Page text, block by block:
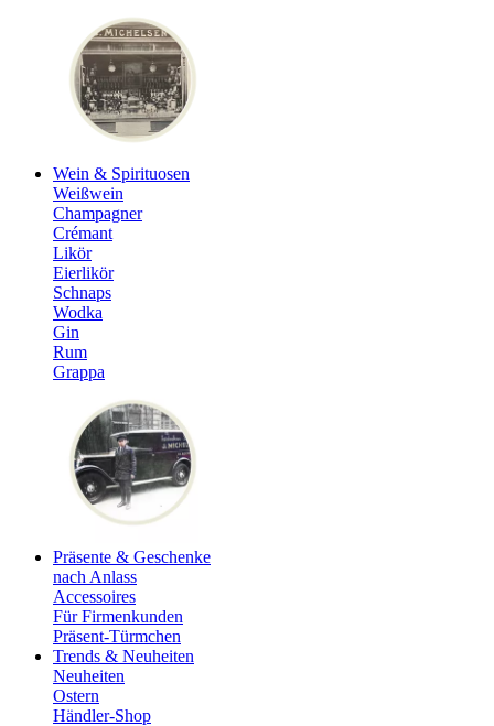
Wein & Spirituosen
Weißwein
Champagner
Crémant
Likör
Eierlikör
Schnaps
Wodka
Gin
Rum
Grappa
Präsente & Geschenke
nach Anlass
Accessoires
Für Firmenkunden
Präsent-Türmchen
Trends & Neuheiten
Neuheiten
Ostern
Händler-Shop